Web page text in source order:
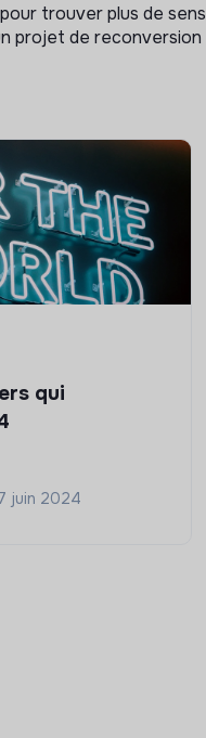
trouver plus de sens
projet de reconversion
qui
juin 2024